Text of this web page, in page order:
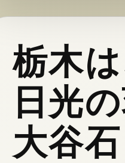
栃木は
日光
大谷